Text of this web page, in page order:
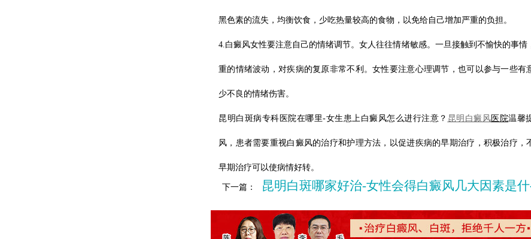
黑色素的流失，均衡饮食，少吃热量较高的食物，以免给自己增加严重的负担。
4.白癜风女性要注意自己的情绪调节。女人往往情绪敏感。一旦接触到不愉快的事情
重的情绪波动，对疾病的复原非常不利。女性要注意心理调节，也可以参与一些有
少不良的情绪伤害。
昆明白斑病专科医院在哪里-女生患上白癜风怎么进行注意？ 昆明白癜风 医院温馨
风，患者需要重视白癜风的治疗和护理方法，以促进疾病的早期治疗，积极治疗，
早期治疗可以使病情好转。
下一篇： 昆明白斑哪家好治-女性会得白癜风几大因素是